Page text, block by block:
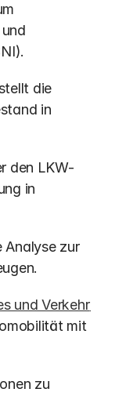
die
in
den LKW-
in
Analyse zur
und Verkehr
mit
zu